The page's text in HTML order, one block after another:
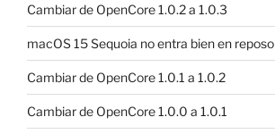
Cambiar de OpenCore 1.0.2 a 1.0.3
macOS 15 Sequoia no entra bien en reposo
Cambiar de OpenCore 1.0.1 a 1.0.2
Cambiar de OpenCore 1.0.0 a 1.0.1